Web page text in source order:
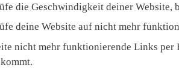
die Geschwindigkeit deiner Website,
deine Website auf nicht mehr
nicht mehr funktionierende Links per